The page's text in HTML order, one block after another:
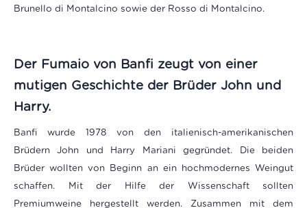
Brunello di Montalcino sowie der Rosso di Montalcino.
Der Fumaio von Banfi zeugt von einer
mutigen Geschichte der Brüder John und
Harry.
Banfi wurde 1978 von den italienisch-amerikanischen
Brüdern John und Harry Mariani gegründet. Die beiden
Brüder wollten von Beginn an ein hochmodernes Weingut
schaffen. Mit der Hilfe der Wissenschaft sollten
Premiumweine hergestellt werden. Zusammen mit dem